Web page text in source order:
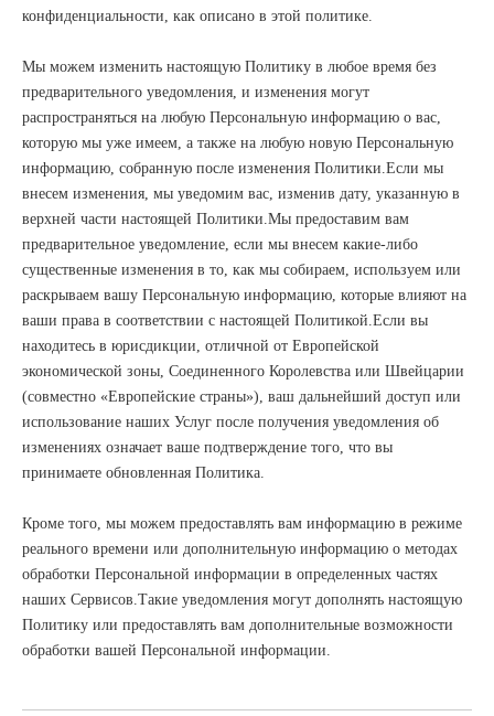
конфиденциальности, как описано в этой политике.
Мы можем изменить настоящую Политику в любое время без
предварительного уведомления, и изменения могут
распространяться на любую Персональную информацию о вас,
которую мы уже имеем, а также на любую новую Персональную
информацию, собранную после изменения Политики.Если мы
внесем изменения, мы уведомим вас, изменив дату, указанную в
верхней части настоящей Политики.Мы предоставим вам
предварительное уведомление, если мы внесем какие-либо
существенные изменения в то, как мы собираем, используем или
раскрываем вашу Персональную информацию, которые влияют на
ваши права в соответствии с настоящей Политикой.Если вы
находитесь в юрисдикции, отличной от Европейской
экономической зоны, Соединенного Королевства или Швейцарии
(совместно «Европейские страны»), ваш дальнейший доступ или
использование наших Услуг после получения уведомления об
изменениях означает ваше подтверждение того, что вы
принимаете обновленная Политика.
Кроме того, мы можем предоставлять вам информацию в режиме
реального времени или дополнительную информацию о методах
обработки Персональной информации в определенных частях
наших Сервисов.Такие уведомления могут дополнять настоящую
Политику или предоставлять вам дополнительные возможности
обработки вашей Персональной информации.